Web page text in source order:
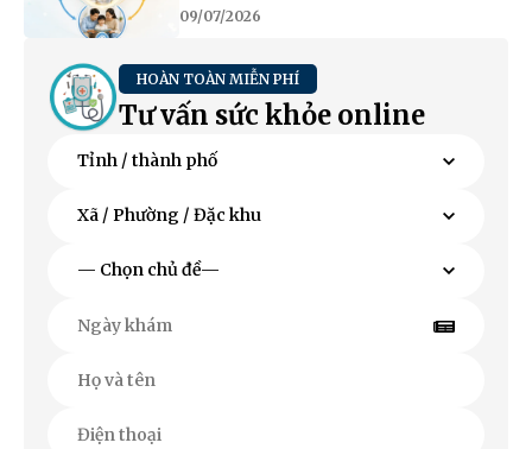
09/07/2026
HOÀN TOÀN MIỄN PHÍ
Tư vấn sức khỏe online